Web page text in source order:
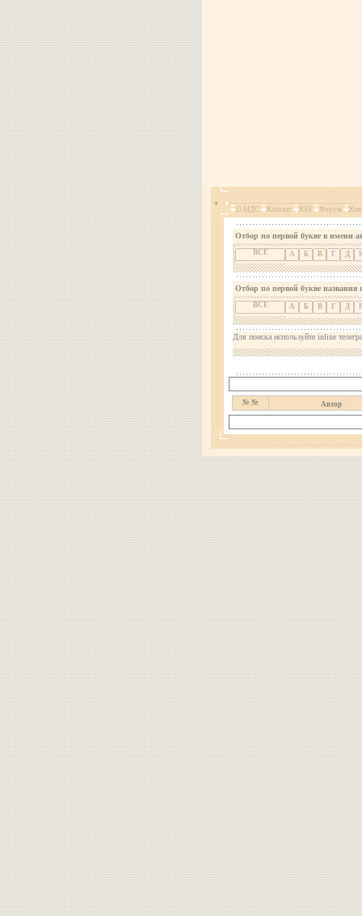
О МДС Каталог RSS Форум
Отбор по первой букве в имени
ВСЕ А Б В Г Д
Отбор по первой букве названия
ВСЕ А Б В Г Д
Для поиска используйте inline
№ № Автор